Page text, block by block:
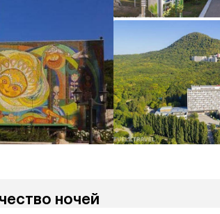
ночей